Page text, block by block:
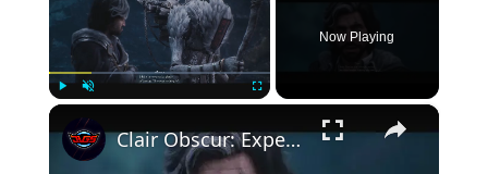
Now Playing
×
Clair Obscur: Expedition 33 - Act 2 Camp: Check On The Others: "Verso Magic" Lune, Maelle Cutscene